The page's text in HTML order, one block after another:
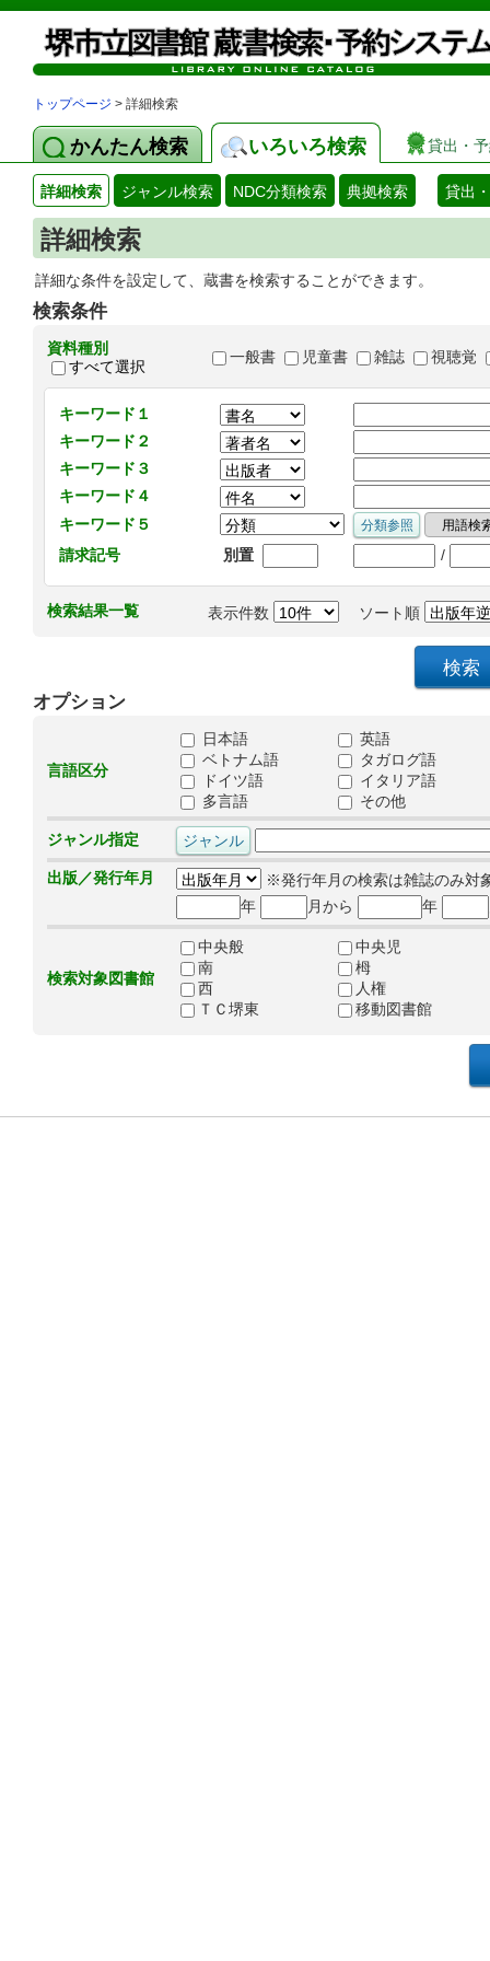
トップページ > 詳細検索
かんたん検索 いろいろ検索 貸出・
詳細検索 ジャンル検索 NDC分類検索 典拠検索 貸出
詳細検索
詳細な条件を設定して、蔵書を検索することができます。
検索条件
資料種別
すべて選択
一般書 児童書 雑誌 視聴覚
キーワード１
キーワード２
キーワード３
キーワード４
キーワード５
請求記号
別置 /
検索結果一覧 表示件数 ソート順
オプション
言語区分
日本語
英語
ベトナム語
タガログ語
ドイツ語
イタリア語
多言語
その他
ジャンル指定
出版／発行年月
※発行年月の検索は雑誌のみ対
年
月から 年
検索対象図書館
中央般
中央児
南
栂
西
人権
ＴＣ堺東
移動図書館